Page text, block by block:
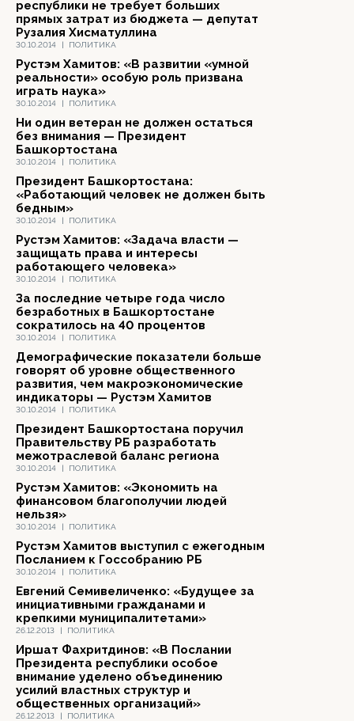
30.10.2014 | ПОЛИТИКА
республики не требует больших
прямых затрат из бюджета — депутат
Рузалия Хисматуллина
30.10.2014 | ПОЛИТИКА
Рустэм Хамитов: «В развитии «умной
реальности» особую роль призвана
играть наука»
30.10.2014 | ПОЛИТИКА
Ни один ветеран не должен остаться
без внимания — Президент
Башкортостана
30.10.2014 | ПОЛИТИКА
Президент Башкортостана:
«Работающий человек не должен быть
бедным»
30.10.2014 | ПОЛИТИКА
Рустэм Хамитов: «Задача власти —
защищать права и интересы
работающего человека»
30.10.2014 | ПОЛИТИКА
За последние четыре года число
безработных в Башкортостане
сократилось на 40 процентов
30.10.2014 | ПОЛИТИКА
Демографические показатели больше
говорят об уровне общественного
развития, чем макроэкономические
индикаторы — Рустэм Хамитов
30.10.2014 | ПОЛИТИКА
Президент Башкортостана поручил
Правительству РБ разработать
межотраслевой баланс региона
30.10.2014 | ПОЛИТИКА
Рустэм Хамитов: «Экономить на
финансовом благополучии людей
нельзя»
30.10.2014 | ПОЛИТИКА
Рустэм Хамитов выступил с ежегодным
Посланием к Госсобранию РБ
26.12.2013 | ПОЛИТИКА
Евгений Семивеличенко: «Будущее за
инициативными гражданами и
крепкими муниципалитетами»
26.12.2013 | ПОЛИТИКА
Иршат Фахритдинов: «В Послании
Президента республики особое
внимание уделено объединению
усилий властных структур и
общественных организаций»